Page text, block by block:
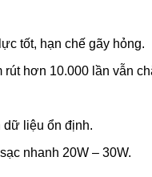
tốt, hạn chế gãy hỏng.
hơn 10.000 lần vẫn
dữ liệu ổn định.
nhanh 20W – 30W.